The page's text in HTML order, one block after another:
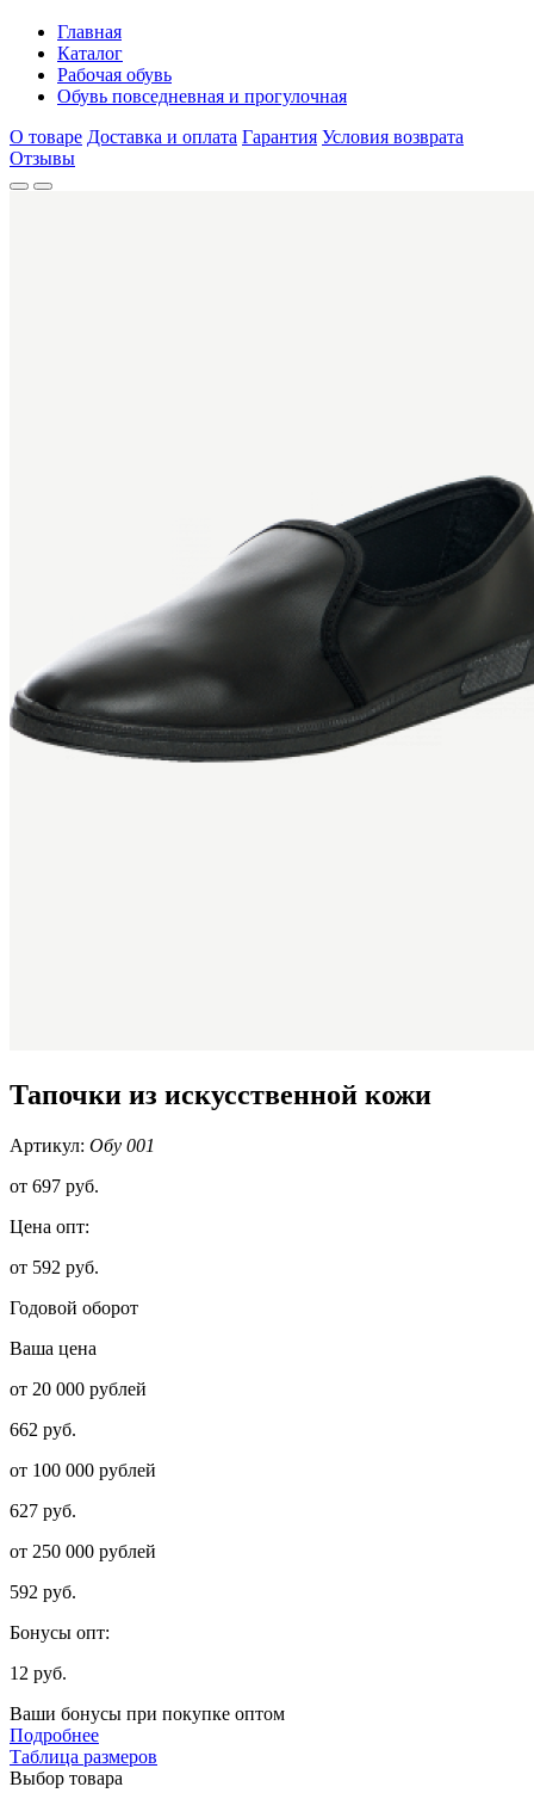
Главная
Каталог
Рабочая обувь
Обувь повседневная и прогулочная
О товаре Доставка и оплата Гарантия Условия возврата
Отзывы
Тапочки из искусственной кожи
Артикул: Обу 001
от 697 руб.
Цена опт:
от 592 руб.
Годовой оборот
Ваша цена
от 20 000 рублей
662 руб.
от 100 000 рублей
627 руб.
от 250 000 рублей
592 руб.
Бонусы опт:
12 руб.
Ваши бонусы при покупке оптом
Подробнее
Таблица размеров
Выбор товара